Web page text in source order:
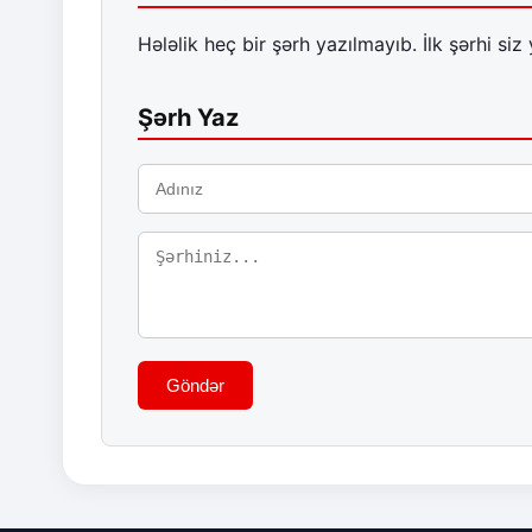
Hələlik heç bir şərh yazılmayıb. İlk şərhi siz
Şərh Yaz
Göndər